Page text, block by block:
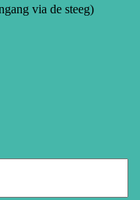
via de steeg)